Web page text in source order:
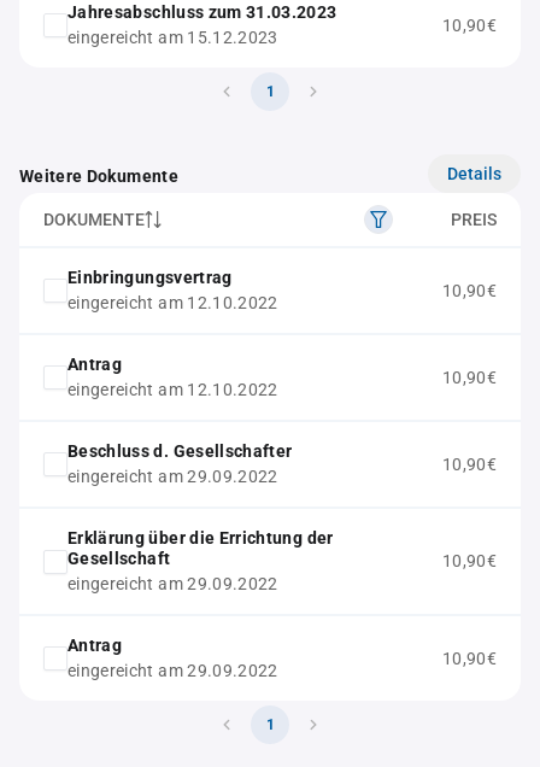
Jahresabschluss zum 31.03.2023
eingereicht am 15.12.2023
10,90€
1
Weitere Dokumente Details
DOKUMENTE PREIS
Einbringungsvertrag
eingereicht am 12.10.2022
10,90€
Antrag
eingereicht am 12.10.2022
10,90€
Beschluss d. Gesellschafter
eingereicht am 29.09.2022
10,90€
Erklärung über die Errichtung der
Gesellschaft
eingereicht am 29.09.2022
10,90€
Antrag
eingereicht am 29.09.2022
10,90€
1